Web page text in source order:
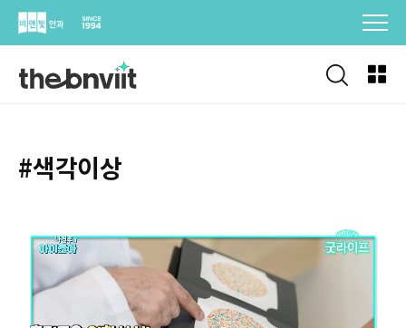
Skip
#색각이상